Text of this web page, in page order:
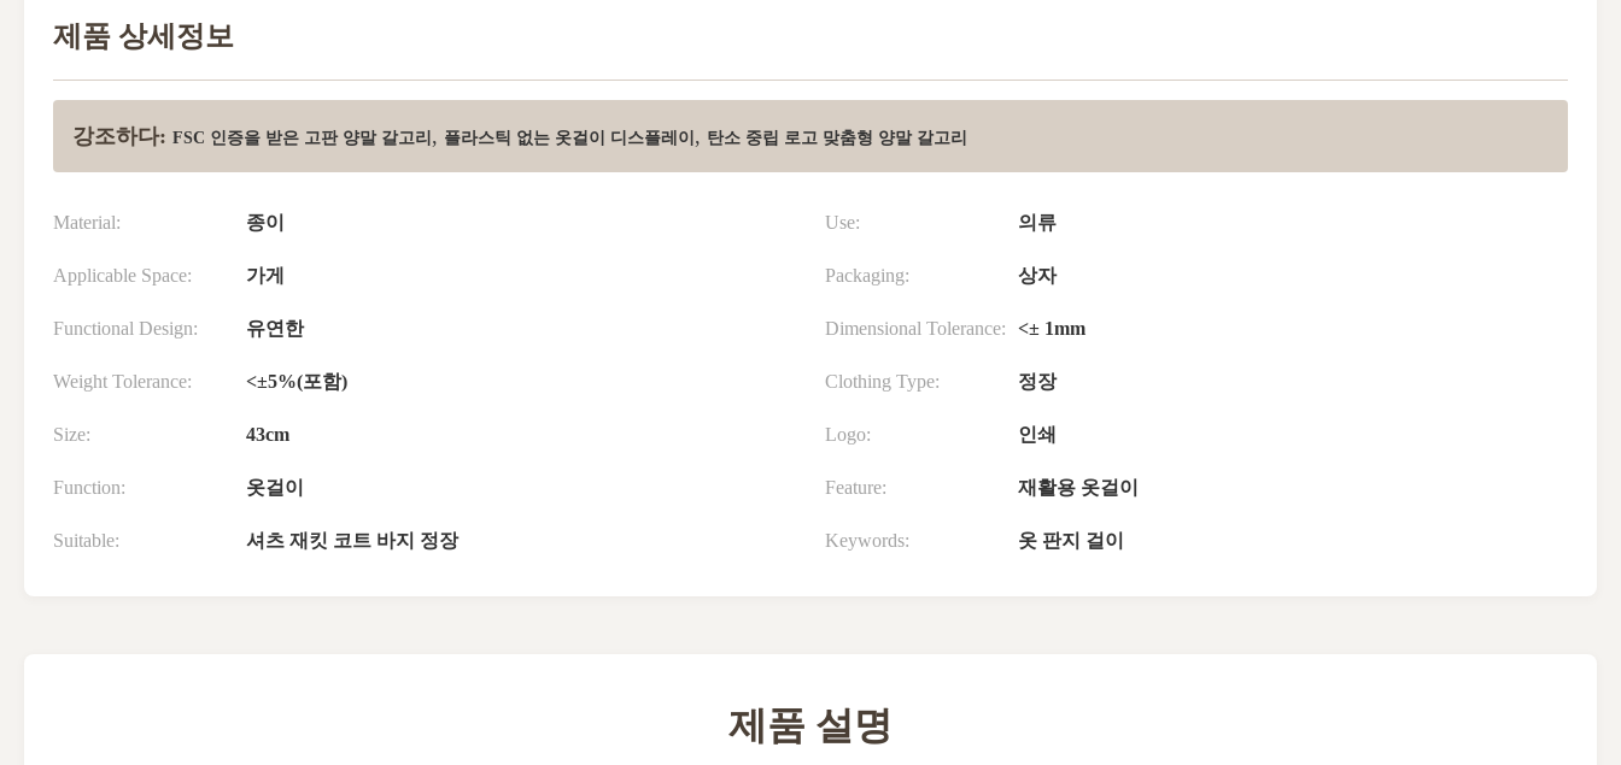
제품 상세정보
강조하다: FSC 인증을 받은 고판 양말 갈고리 , 플라스틱 없는 옷걸이 디스플레이 , 탄소 중립 로고 맞춤형 양말 갈고리
Material: 종이 Use: 의류
Applicable Space: 가게 Packaging: 상자
Functional Design: 유연한 Dimensional Tolerance: <± 1mm
Weight Tolerance: <±5%(포함) Clothing Type: 정장
Size: 43cm Logo: 인쇄
Function: 옷걸이 Feature: 재활용 옷걸이
Suitable: 셔츠 재킷 코트 바지 정장 Keywords: 옷 판지 걸이
제품 설명